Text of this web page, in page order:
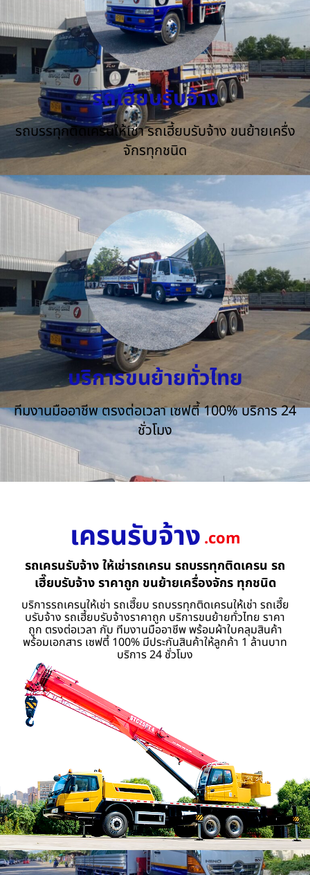
รถเฮี๊ยบรับจ้าง
รถบรรทุกติดเครนให้เช่า รถเฮี้ยบรับจ้าง ขนย้ายเครื่ง
จักรทุกชนิด
บริการขนย้ายทั่วไทย
ทีมงานมืออาชีพ ตรงต่อเวลา เซฟตี้ 100% บริการ 24
ชั่วโมง
เครนรับจ้าง .com
รถเครนรับจ้าง ให้เช่ารถเครน รถบรรทุกติดเครน รถ
เฮี๊ยบรับจ้าง ราคาถูก ขนย้ายเครื่องจักร ทุกชนิด
บริการรถเครนให้เช่า รถเฮี๊ยบ รถบรรทุกติดเครนให้เช่า รถเฮี๊ย
บรับจ้าง รถเฮี้ยบรับจ้างราคาถูก บริการขนย้ายทั่วไทย ราคา
ถูก ตรงต่อเวลา กับ ทีมงานมืออาชีพ พร้อมผ้าใบคลุมสินค้า
พร้อมเอกสาร เซฟตี้ 100% มีประกันสินค้าให้ลูกค้า 1 ล้านบาท
บริการ 24 ชั่วโมง